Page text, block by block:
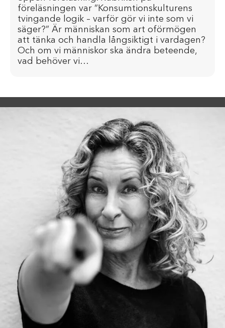
föreläsningen var ”Konsumtionskulturens
tvingande logik – varför gör vi inte som vi
säger?” Är människan som art oförmögen
att tänka och handla långsiktigt i vardagen?
Och om vi människor ska ändra beteende,
vad behöver vi…